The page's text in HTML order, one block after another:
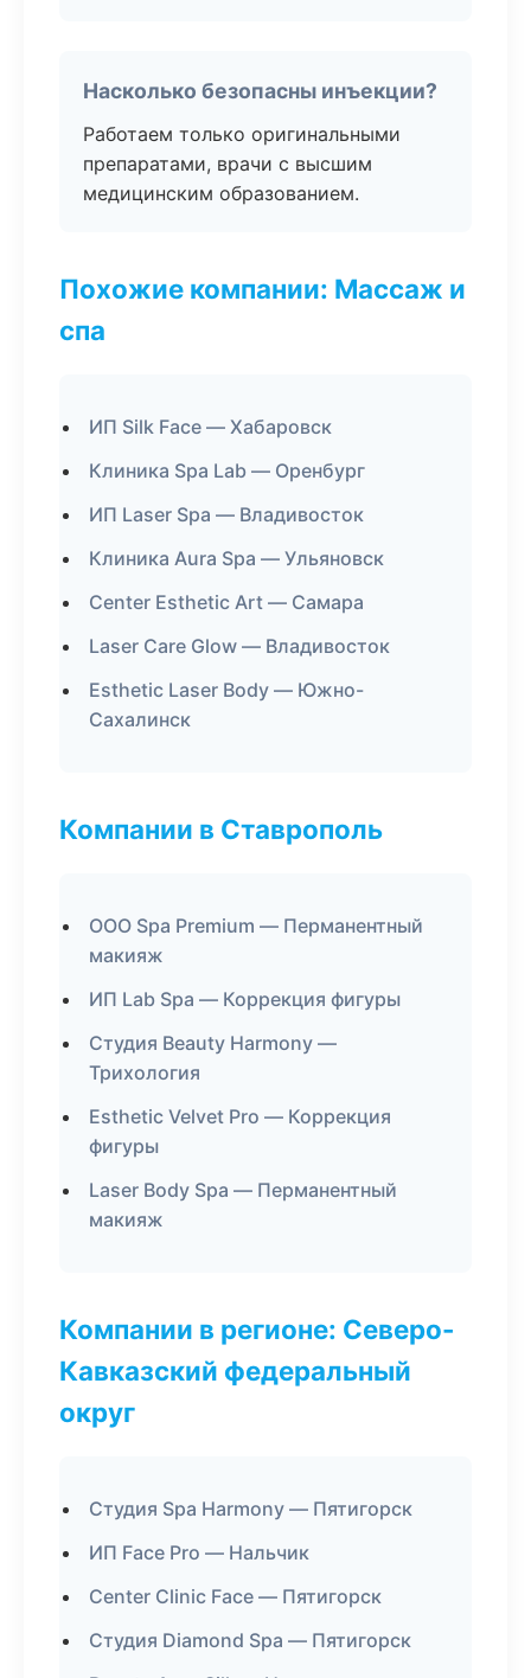
Насколько безопасны инъекции?
Работаем только оригинальными
препаратами, врачи с высшим
медицинским образованием.
Похожие компании: Массаж и
спа
ИП Silk Face — Хабаровск
Клиника Spa Lab — Оренбург
ИП Laser Spa — Владивосток
Клиника Aura Spa — Ульяновск
Center Esthetic Art — Самара
Laser Care Glow — Владивосток
Esthetic Laser Body — Южно-
Сахалинск
Компании в Ставрополь
ООО Spa Premium — Перманентный
макияж
ИП Lab Spa — Коррекция фигуры
Студия Beauty Harmony —
Трихология
Esthetic Velvet Pro — Коррекция
фигуры
Laser Body Spa — Перманентный
макияж
Компании в регионе: Северо-
Кавказский федеральный
округ
Студия Spa Harmony — Пятигорск
ИП Face Pro — Нальчик
Center Clinic Face — Пятигорск
Студия Diamond Spa — Пятигорск